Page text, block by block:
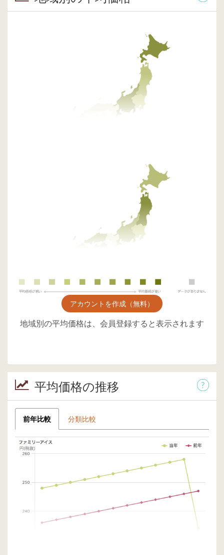
アカウントを作成（無料）
地域別の平均価格は、会員登録すると表示されます
平均価格の推移
前年比較 分類比較